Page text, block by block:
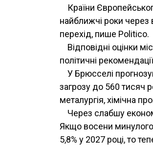
Країни
найближчі роки через
перехід, пише Politico.
Відповідні оцінки
політичні
У Брюсселі
загрозу до 560 тисяч
металургія, хімічна
Через слабшу
Якщо восени минулого
5,8% у 2027 році, то